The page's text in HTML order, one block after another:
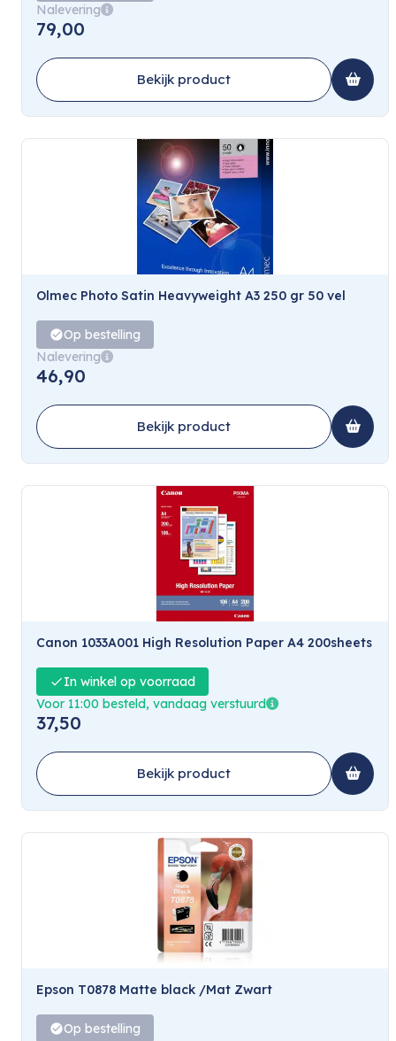
Nalevering
79,00
Bekijk product
Olmec Photo Satin Heavyweight A3 250 gr 50 vel
Op bestelling
Nalevering
46,90
Bekijk product
Canon 1033A001 High Resolution Paper A4 200sheets
In winkel op voorraad
Voor 11:00 besteld, vandaag verstuurd
37,50
Bekijk product
Epson T0878 Matte black /Mat Zwart
Op bestelling